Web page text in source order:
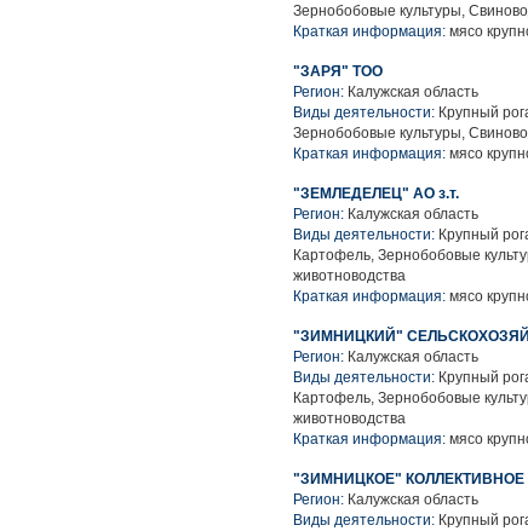
Зернобобовые культуры,
Краткая информация: мясо
"ЗАРЯ" ТОО
Регион: Калужская область
Виды деятельности: Крупный
Зернобобовые культуры,
Краткая информация: мясо
"ЗЕМЛЕДЕЛЕЦ" АО з.т.
Регион: Калужская область
Виды деятельности: Крупный
Картофель, Зернобобовые
животноводства
Краткая информация: мясо
"ЗИМНИЦКИЙ"
Регион: Калужская область
Виды деятельности: Крупный
Картофель, Зернобобовые
животноводства
Краткая информация: мясо
"ЗИМНИЦКОЕ"
Регион: Калужская область
Виды деятельности: Крупный